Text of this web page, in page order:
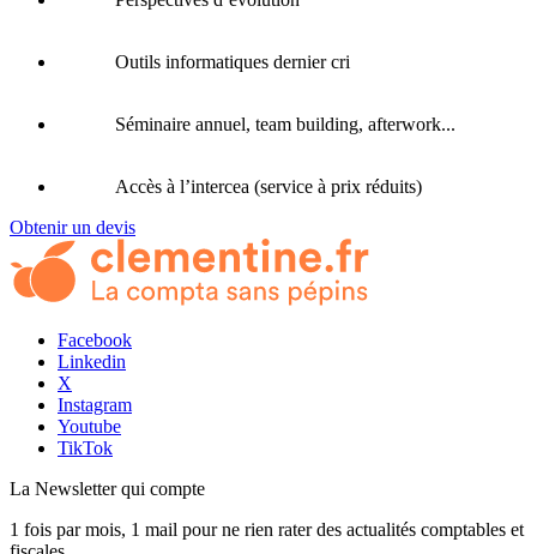
Outils informatiques dernier cri
Séminaire annuel, team building, afterwork...
Accès à l’intercea (service à prix réduits)
Obtenir un devis
Facebook
Linkedin
X
Instagram
Youtube
TikTok
La Newsletterqui compte
1 fois par mois, 1 mail pour ne rien rater des actualités comptables et